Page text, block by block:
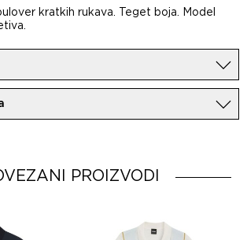
kratkih rukava. Teget boja. Model
PROIZVODI